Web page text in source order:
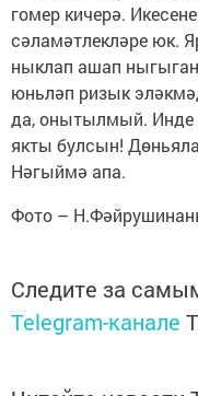
гомер кичерә.
сәламәтлекләре юк.
ныклап ашап
юньләп ризык
да, онытылмый.
якты булсын!
Нәгыймә апа.
Фото –
Следите за
Telegram-канале